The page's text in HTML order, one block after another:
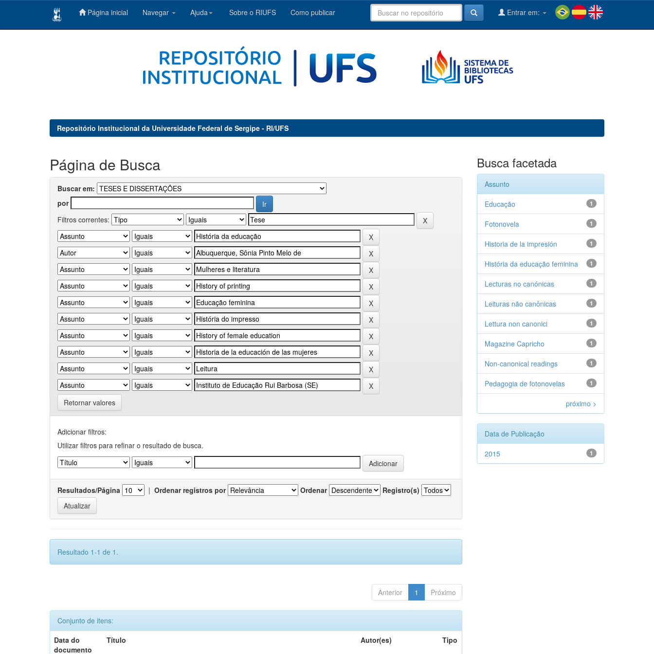
Página inicial Navegar Ajuda Sobre o RIUFS Como publicar Entrar em:
Repositório Institucional da Universidade Federal de Sergipe - RI/UFS
Página de Busca
Buscar em:
por
Filtros correntes:
Retornar valores
Adicionar filtros:
Utilizar filtros para refinar o resultado de busca.
Resultados/Página | Ordenar registros por Ordenar Registro(s)
Resultado 1-1 de 1.
Anterior 1 Próximo
Conjunto de itens:
Data do
documento
Título Autor(es) Tipo
Busca facetada
Assunto
1
Educação
1
Fotonovela
1
Historia de la impresión
1
História da educação feminina
1
Lecturas no canónicas
1
Leituras não canônicas
1
Lettura non canonici
1
Magazine Capricho
1
Non-canonical readings
1
Pedagogia de fotonovelas
próximo >
Data de Publicação
1
2015